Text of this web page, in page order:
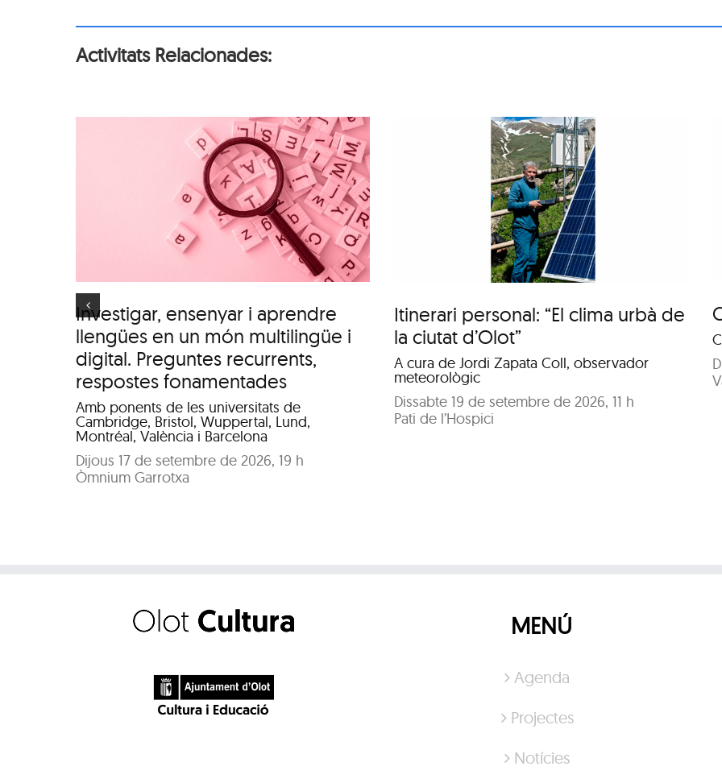
Activitats Relacionades:
Investigar, ensenyar i aprendre
llengües en un món multilingüe i
digital. Preguntes recurrents,
respostes fonamentades
Amb ponents de les universitats de
Cambridge, Bristol, Wuppertal, Lund,
Montréal, València i Barcelona
Dijous 17 de setembre de 2026, 19 h
Òmnium Garrotxa
Itinerari personal: “El
clima urbà de la ciutat
d’Olot”
Itinerari personal: “El clima urbà de
la ciutat d’Olot”
A cura de Jordi Zapata Coll, observador
meteorològic
Dissabte 19 de setembre de 2026, 11 h
Pati de l’Hospici
Conversa: Al voltant
d’una taula
MENÚ
Agenda
Projectes
Notícies